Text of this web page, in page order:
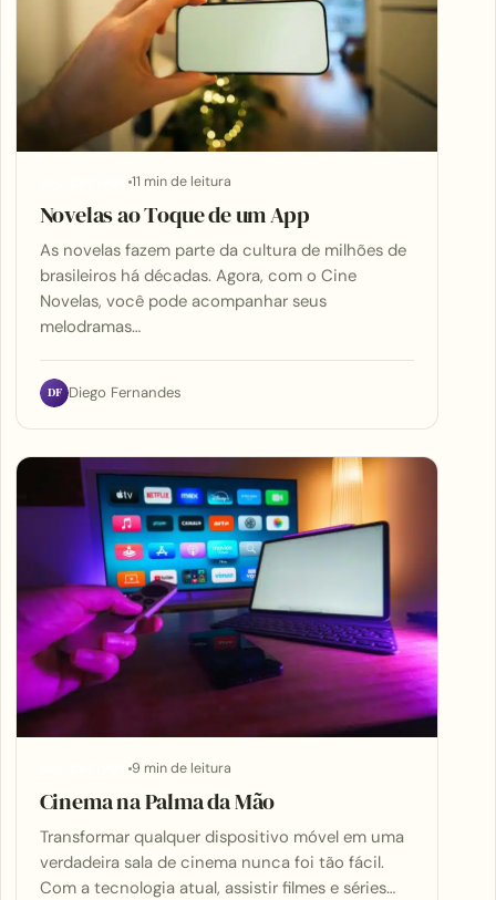
11 min de leitura
Novelas ao Toque de um App
As novelas fazem parte da cultura de milhões de
brasileiros há décadas. Agora, com o Cine
Novelas, você pode acompanhar seus
melodramas…
DF Diego Fernandes
9 min de leitura
Cinema na Palma da Mão
Transformar qualquer dispositivo móvel em uma
verdadeira sala de cinema nunca foi tão fácil.
Com a tecnologia atual, assistir filmes e séries…